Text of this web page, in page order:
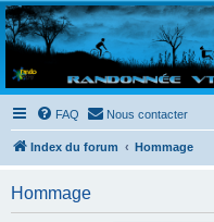
Randovttfree.fr
Bienvenue sur le site des randos vtt et
et bonnes randos dans l'Ouest !
FAQ Nous contacter
Index du forum Hommage
Hommage